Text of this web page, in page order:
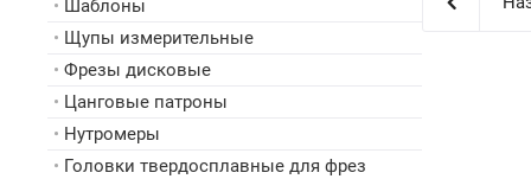
• Шаблоны
• Щупы измерительные
• Фрезы дисковые
• Цанговые патроны
• Нутромеры
• Головки твердосплавные для фрез